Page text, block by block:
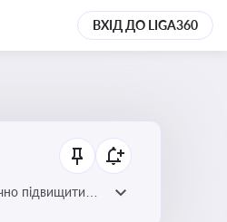
ВХІД ДО LIGA360
підвищити